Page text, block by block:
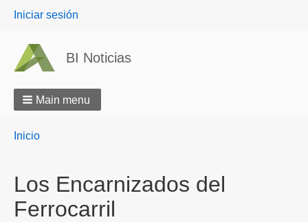
User
Iniciar sesión
BI Noticias
Main menu
Breadcrumbs
You
Inicio
Los Encarnizados del
Ferrocarril